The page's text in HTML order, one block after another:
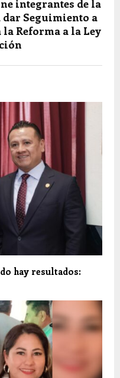
integrantes de la
Seguimiento a
Reforma a la Ley
hay resultados: